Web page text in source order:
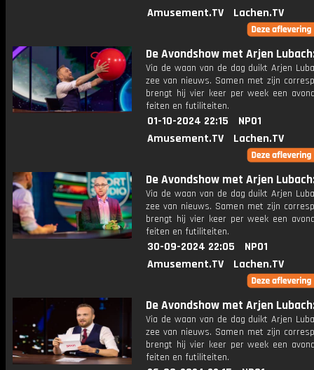
Amusement.TV
Lachen.TV
De Avondshow met Arjen
Via de waan van de dag duikt Arjen
zee van nieuws. Samen met zijn
brengt hij vier keer per week een
feiten en futiliteiten.
01-10-2024 22:15
NPO1
Amusement.TV
Lachen.TV
De Avondshow met Arjen
Via de waan van de dag duikt Arjen
zee van nieuws. Samen met zijn
brengt hij vier keer per week een
feiten en futiliteiten.
30-09-2024 22:05
NPO1
Amusement.TV
Lachen.TV
De Avondshow met Arjen
Via de waan van de dag duikt Arjen
zee van nieuws. Samen met zijn
brengt hij vier keer per week een
feiten en futiliteiten.